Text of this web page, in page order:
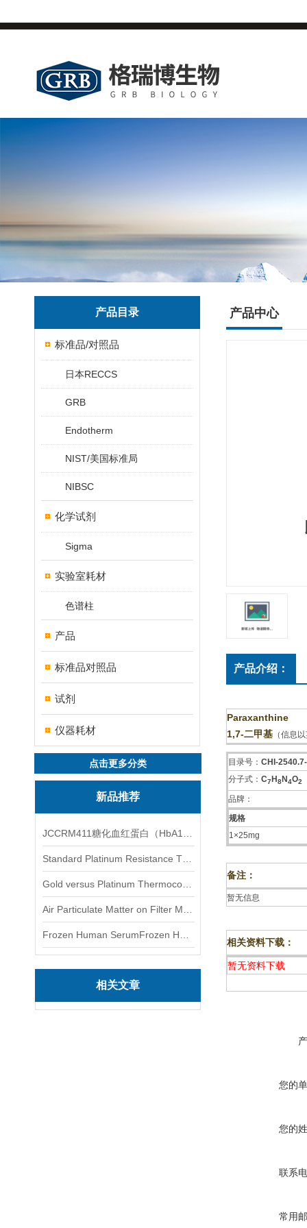
产品目录
标准品/对照品
日本RECCS
GRB
Endotherm
NIST/美国标准局
NIBSC
化学试剂
Sigma
实验室耗材
色谱柱
产品
标准品对照品
试剂
仪器耗材
点击更多分类
新品推荐
相关文章
产品中心
产品介绍：
Paraxanthine
1,7-二甲基 （信息
目录号： CHI-
分子式： C7 H 8N4O2
品牌：
规格
1×25mg
备注：
暂无信息
相关资料下载：
暂无资料下载
您的
您的
联系
常用